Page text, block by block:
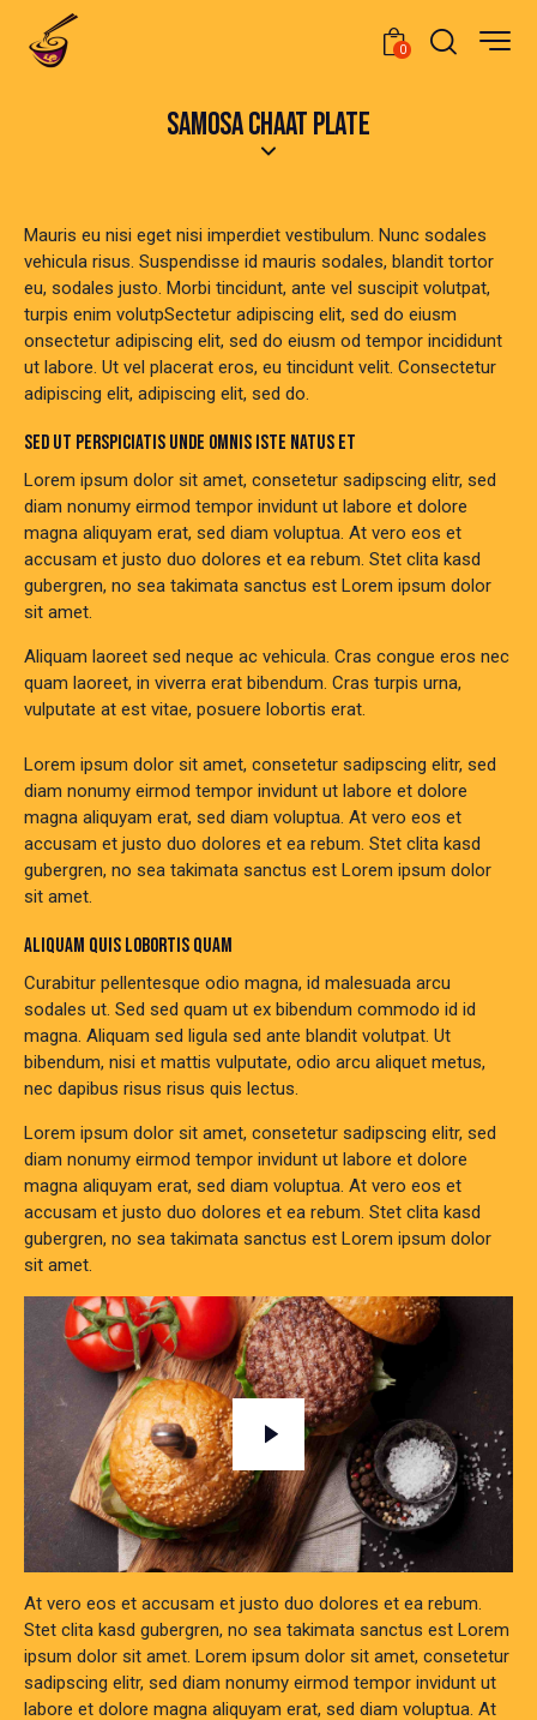
0
SAMOSA CHAAT PLATE
Mauris eu nisi eget nisi imperdiet vestibulum. Nunc sodales
vehicula risus. Suspendisse id mauris sodales, blandit tortor
eu, sodales justo. Morbi tincidunt, ante vel suscipit volutpat,
turpis enim volutpSectetur adipiscing elit, sed do eiusm
onsectetur adipiscing elit, sed do eiusm od tempor incididunt
ut labore. Ut vel placerat eros, eu tincidunt velit. Consectetur
adipiscing elit, adipiscing elit, sed do.
SED UT PERSPICIATIS UNDE OMNIS ISTE NATUS ET
Lorem ipsum dolor sit amet, consetetur sadipscing elitr, sed
diam nonumy eirmod tempor invidunt ut labore et dolore
magna aliquyam erat, sed diam voluptua. At vero eos et
accusam et justo duo dolores et ea rebum. Stet clita kasd
gubergren, no sea takimata sanctus est Lorem ipsum dolor
sit amet.
Aliquam laoreet sed neque ac vehicula. Cras congue eros nec
quam laoreet, in viverra erat bibendum. Cras turpis urna,
vulputate at est vitae, posuere lobortis erat.
Lorem ipsum dolor sit amet, consetetur sadipscing elitr, sed
diam nonumy eirmod tempor invidunt ut labore et dolore
magna aliquyam erat, sed diam voluptua. At vero eos et
accusam et justo duo dolores et ea rebum. Stet clita kasd
gubergren, no sea takimata sanctus est Lorem ipsum dolor
sit amet.
ALIQUAM QUIS LOBORTIS QUAM
Curabitur pellentesque odio magna, id malesuada arcu
sodales ut. Sed sed quam ut ex bibendum commodo id id
magna. Aliquam sed ligula sed ante blandit volutpat. Ut
bibendum, nisi et mattis vulputate, odio arcu aliquet metus,
nec dapibus risus risus quis lectus.
Lorem ipsum dolor sit amet, consetetur sadipscing elitr, sed
diam nonumy eirmod tempor invidunt ut labore et dolore
magna aliquyam erat, sed diam voluptua. At vero eos et
accusam et justo duo dolores et ea rebum. Stet clita kasd
gubergren, no sea takimata sanctus est Lorem ipsum dolor
sit amet.
At vero eos et accusam et justo duo dolores et ea rebum.
Stet clita kasd gubergren, no sea takimata sanctus est Lorem
ipsum dolor sit amet. Lorem ipsum dolor sit amet, consetetur
sadipscing elitr, sed diam nonumy eirmod tempor invidunt ut
labore et dolore magna aliquyam erat, sed diam voluptua. At